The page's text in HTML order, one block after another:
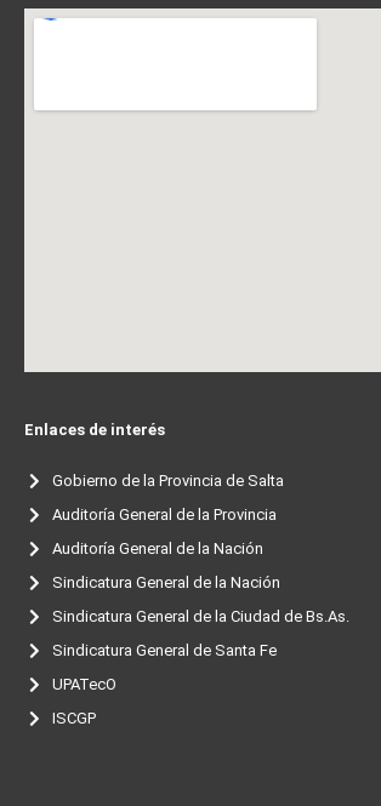
Enlaces de interés
Gobierno de la Provincia de Salta
Auditoría General de la Provincia
Auditoría General de la Nación
Sindicatura General de la Nación
Sindicatura General de la Ciudad de Bs.As.
Sindicatura General de Santa Fe
UPATecO
ISCGP